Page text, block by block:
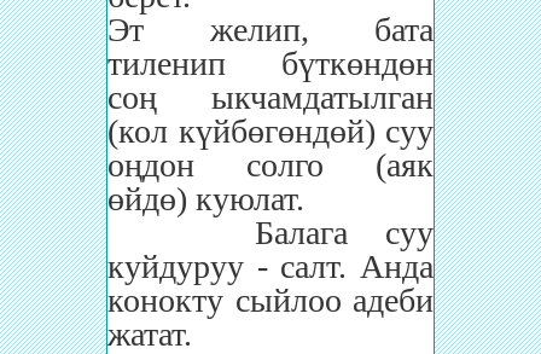
Эт желип, бата
тиленип бүткөндөн
соң ыкчамдатылган
(кол күйбөгөндөй) суу
оңдон солго (аяк
өйдө) куюлат.
Балага суу
куйдуруу - салт. Анда
конокту сыйлоо адеби
жатат.